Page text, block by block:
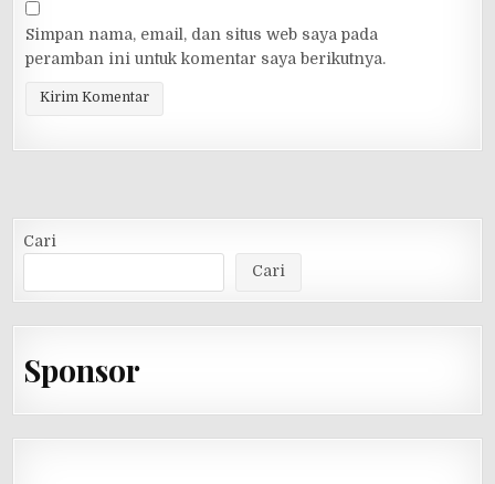
Simpan nama, email, dan situs web saya pada
peramban ini untuk komentar saya berikutnya.
Cari
Cari
Sponsor